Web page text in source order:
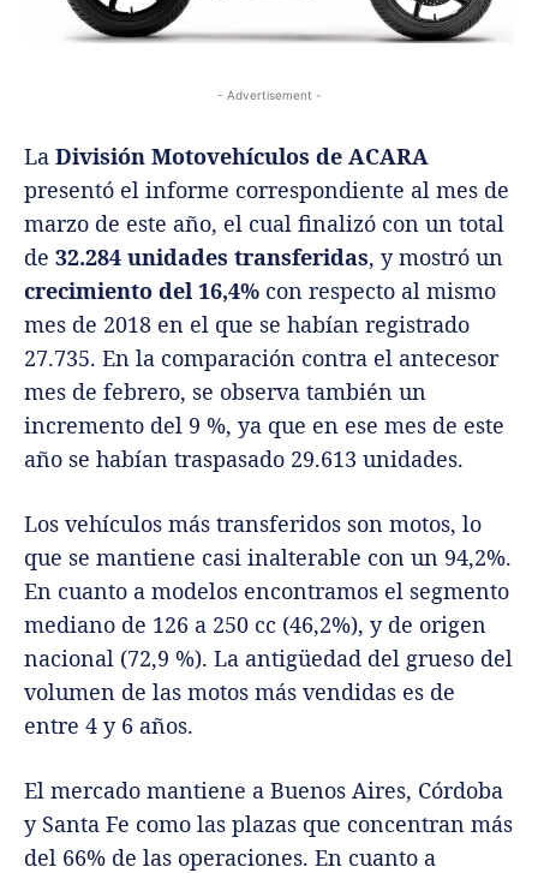
- Advertisement -
La División Motovehículos de ACARA
presentó el informe correspondiente al mes de
marzo de este año, el cual finalizó con un total
de 32.284 unidades transferidas, y mostró un
crecimiento del 16,4% con respecto al mismo
mes de 2018 en el que se habían registrado
27.735. En la comparación contra el antecesor
mes de febrero, se observa también un
incremento del 9 %, ya que en ese mes de este
año se habían traspasado 29.613 unidades.
Los vehículos más transferidos son motos, lo
que se mantiene casi inalterable con un 94,2%.
En cuanto a modelos encontramos el segmento
mediano de 126 a 250 cc (46,2%), y de origen
nacional (72,9 %). La antigüedad del grueso del
volumen de las motos más vendidas es de
entre 4 y 6 años.
El mercado mantiene a Buenos Aires, Córdoba
y Santa Fe como las plazas que concentran más
del 66% de las operaciones. En cuanto a